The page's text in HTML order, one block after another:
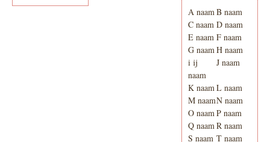
A naamB naam
C naam D naam
E naam F naam
G naamH naam
i ij
naam
J naam
K naamL naam
M naamN naam
O naamP naam
Q naamR naam
S naam T naam